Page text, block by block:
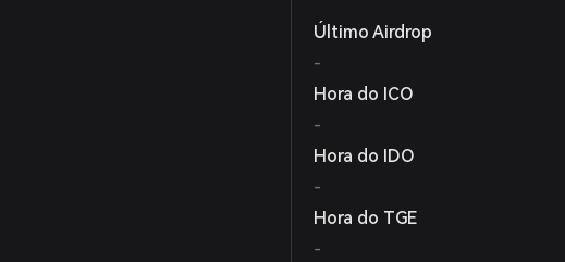
Último Airdrop
-
Hora do ICO
-
Hora do IDO
-
Hora do TGE
-